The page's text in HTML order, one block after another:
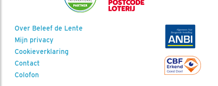
Over Beleef de Lente
Mijn privacy
Cookieverklaring
Contact
Colofon